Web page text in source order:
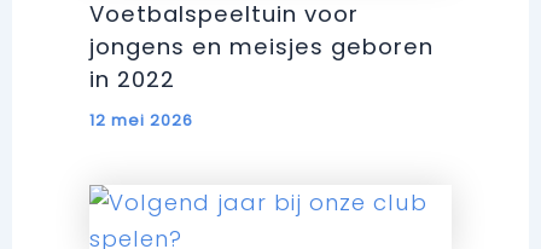
Voetbalspeeltuin voor
jongens en meisjes geboren
in 2022
12 mei 2026